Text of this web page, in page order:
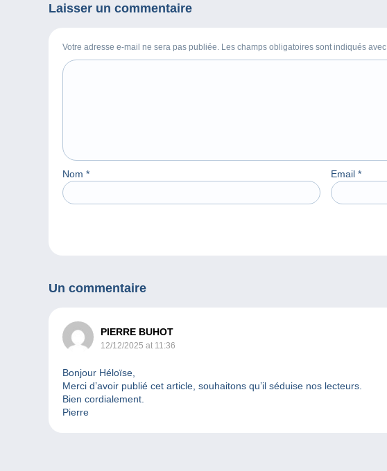
Laisser un commentaire
Votre adresse e-mail ne sera pas publiée. Les champs obligatoires sont indiqués avec
Nom * Email *
Un commentaire
PIERRE BUHOT
12/12/2025 at 11:36
Bonjour Héloïse,
Merci d’avoir publié cet article, souhaitons qu’il séduise nos lecteurs.
Bien cordialement.
Pierre